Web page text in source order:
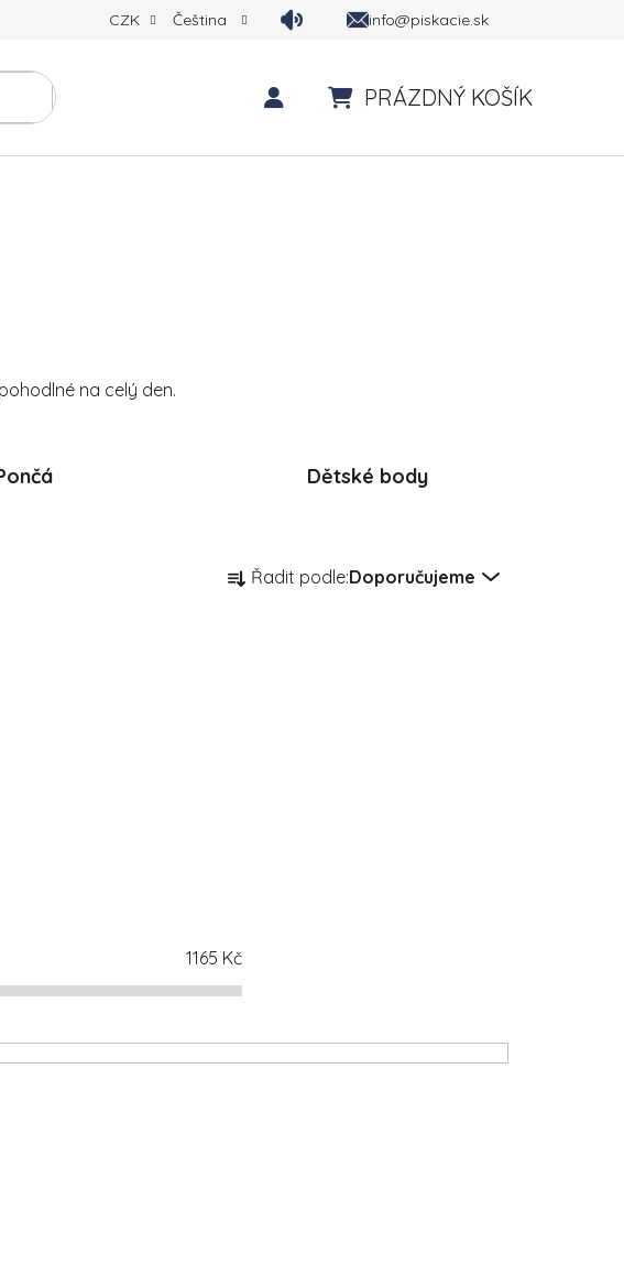
CZK Čeština info@piskacie.sk
PRÁZDNÝ KOŠÍK
na celý den.
Dětské body
Řazení produktů
Řadit podle:Doporučujeme
1165 Kč